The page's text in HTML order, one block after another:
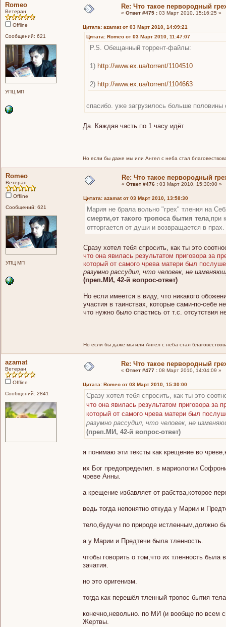
Romeo
Ветеран
Offline
Сообщений: 621
УПЦ МП
Re: Что такое первородный
« Ответ #475 : 03 Март 2010, 15:16:25 »
Цитата: azamat от 03 Март 2010, 14:09:21
Цитата: Romeo от 03 Март 2010, 11:47:07
P.S. Обещанный торрент-файлы:
1) http://www.ex.ua/torrent/1104510
2) http://www.ex.ua/torrent/1104663
спасибо. уже загрузилось больше
Да. Каждая часть по 1 часу идёт
Но если бы даже мы или Ангел с неба стал
Romeo
Ветеран
Offline
Сообщений: 621
УПЦ МП
Re: Что такое первородный
« Ответ #476 : 03 Март 2010, 15:30:00 »
Цитата: azamat от 03 Март 2010, 13:58:30
Мария не брала вольно "грех" тления на
смерти,от такого тропоса бытия тела ,при
отторгается от души и возвращается в прах.
Сразу хотел тебя спросить, как ты это
что она явилась результатом приговора за
который от самого чрева матери был
разумно рассудил, что человек, не
(преп.МИ, 42-й вопрос-ответ)
Но если имеется в виду, что никакого
участия в таинствах, которые сами-по-себе
что нужно было спастись от т.с. отсутствия
Но если бы даже мы или Ангел с неба стал
azamat
Ветеран
Offline
Сообщений: 2841
Re: Что такое первородный
« Ответ #477 : 08 Март 2010, 14:04:09 »
Цитата: Romeo от 03 Март 2010, 15:30:00
Сразу хотел тебя спросить, как ты это
что она явилась результатом приговора
который от самого чрева матери был
разумно рассудил, что человек, не
(преп.МИ, 42-й вопрос-ответ)
я понимаю эти тексты как крещение во
их Бог предопределил. в мариологии
чреве Анны.
а крещение избавляет от рабства,которое
ведь тогда непонятно откуда у Марии и
тело,будучи по природе истленным,должно
а у Марии и Предтечи была тленность.
чтобы говорить о том,что их тленность
зачатия.
но это оригенизм.
тогда как перешёл тленный тропос бытия
конечно,невольно. по МИ (и вообще по всем
Жертвы.